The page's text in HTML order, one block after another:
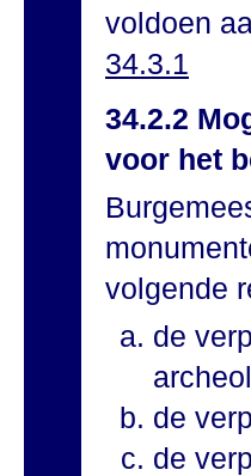
voldoen
34.3.1
34.2.2
voor het
volgende
de
de
de